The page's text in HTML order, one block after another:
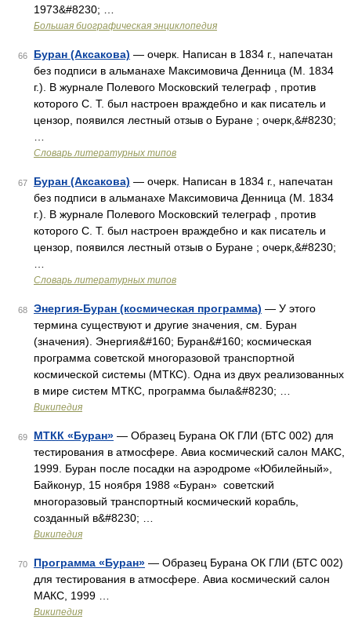
1973&#8230; …
Большая биографическая энциклопедия
66 Буран (Аксакова) — очерк. Написан в 1834 г., напечатан
без подписи в альманахе Максимовича Денница (М. 1834
г.). В журнале Полевого Московский телеграф , против
которого С. Т. был настроен враждебно и как писатель и
цензор, появился лестный отзыв о Буране ; очерк,&#8230;
Словарь литературных типов
67 Буран (Аксакова) — очерк. Написан в 1834 г., напечатан
без подписи в альманахе Максимовича Денница (М. 1834
г.). В журнале Полевого Московский телеграф , против
которого С. Т. был настроен враждебно и как писатель и
цензор, появился лестный отзыв о Буране ; очерк,&#8230;
Словарь литературных типов
68 Энергия-Буран (космическая программа) — У этого
термина существуют и другие значения, см. Буран
(значения). Энергия&#160; Буран&#160; космическая
программа советской многоразовой транспортной
космической системы (МТКС). Одна из двух реализованных
в мире систем МТКС, программа была&#8230; …
Википедия
69 МТКК «Буран» — Образец Бурана ОК ГЛИ (БТС 002) для
тестирования в атмосфере. Авиа космический салон МАКС,
1999. Буран после посадки на аэродроме «Юбилейный»,
Байконур, 15 ноября 1988 «Буран» советский
многоразовый транспортный космический корабль,
созданный в&#8230; …
Википедия
70 Программа «Буран» — Образец Бурана ОК ГЛИ (БТС 002)
для тестирования в атмосфере. Авиа космический салон
МАКС, 1999 …
Википедия